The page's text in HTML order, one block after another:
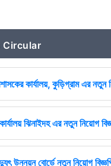
Circular
কার্যালয়, কুড়িগ্রাম এর নতুন
ঝিনাইদহ এর নতুন নিয়োগ
উন্নয়ন বোর্ডে নতুন নিয়োগ